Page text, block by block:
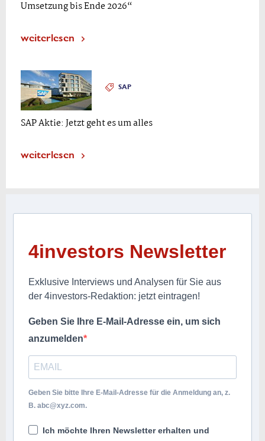
Umsetzung bis Ende 2026“
weiterlesen
SAP
SAP Aktie: Jetzt geht es um alles
weiterlesen
4investors Newsletter
Exklusive Interviews und Analysen für Sie aus
der 4investors-Redaktion: jetzt eintragen!
Geben Sie Ihre E-Mail-Adresse ein, um sich
anzumelden
Geben Sie bitte Ihre E-Mail-Adresse für die Anmeldung an, z.
B. abc@xyz.com.
Ich möchte Ihren Newsletter erhalten und